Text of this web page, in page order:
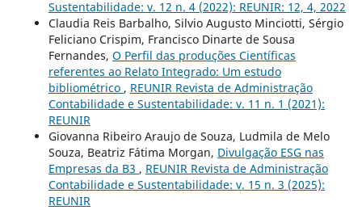
Sustentabilidade: v. 12 n. 4 (2022): REUNIR: 12, 4, 2022
Claudia Reis Barbalho, Silvio Augusto Minciotti, Sérgio
Feliciano Crispim, Francisco Dinarte de Sousa
Fernandes, O Perfil das produções Científicas
referentes ao Relato Integrado: Um estudo
bibliométrico , REUNIR Revista de Administração
Contabilidade e Sustentabilidade: v. 11 n. 1 (2021):
REUNIR
Giovanna Ribeiro Araujo de Souza, Ludmila de Melo
Souza, Beatriz Fátima Morgan, Divulgação ESG nas
Empresas da B3 , REUNIR Revista de Administração
Contabilidade e Sustentabilidade: v. 15 n. 3 (2025):
REUNIR